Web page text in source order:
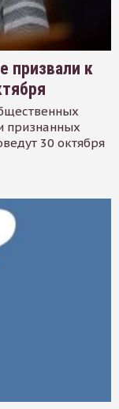
призвали к
признанных
30 октября